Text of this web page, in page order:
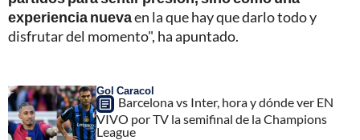
experiencia nuevaen la que hay que darlo todo y
disfrutar del momento", ha apuntado.
Gol Caracol
Barcelona vs Inter, hora y dónde ver EN
VIVO por TV la semifinal de la Champions
League